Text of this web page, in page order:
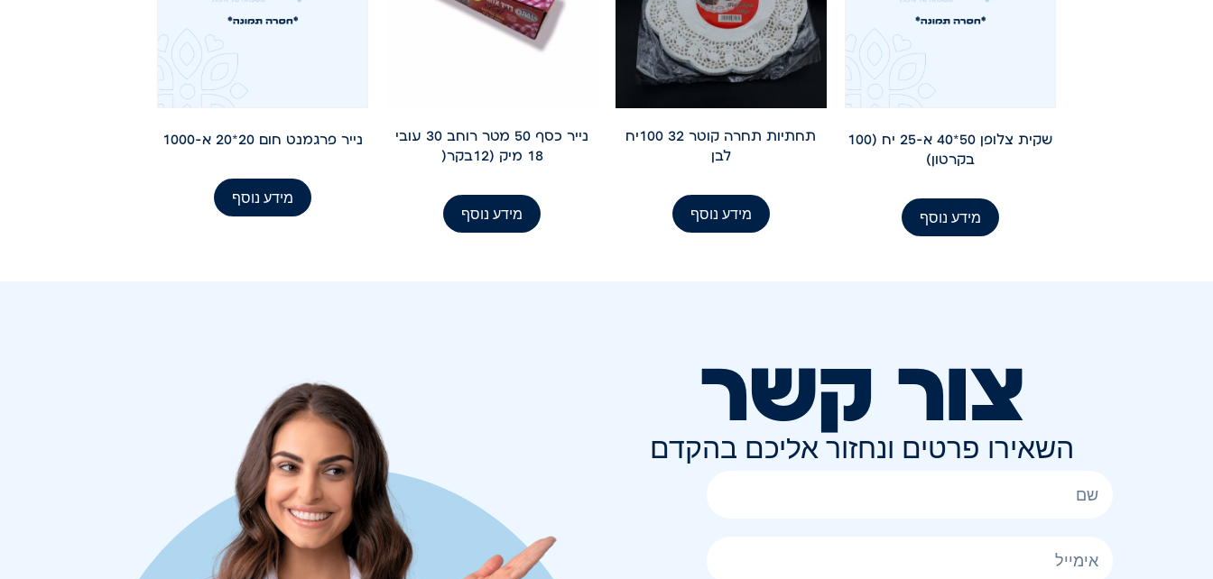
שקית צלופן 50*40 א-25 יח (100
בקרטון)
מידע נוסף
תחתיות תחרה קוטר 32 100יח
לבן
מידע נוסף
נייר כסף 50 מטר רוחב 30 עובי
18 מיק (12בקר(
מידע נוסף
נייר פרגמנט חום 20*20 א-1000
מידע נוסף
צור קשר
השאירו פרטים ונחזור אליכם בהקדם